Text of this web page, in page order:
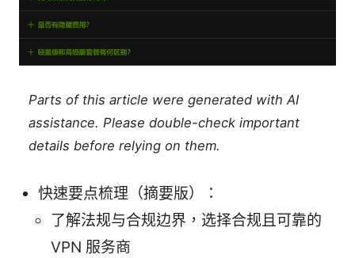
Parts of this article were generated with AI
assistance. Please double-check important
details before relying on them.
快速要点梳理（摘要版）：
了解法规与合规边界，选择合规且可靠的
VPN 服务商